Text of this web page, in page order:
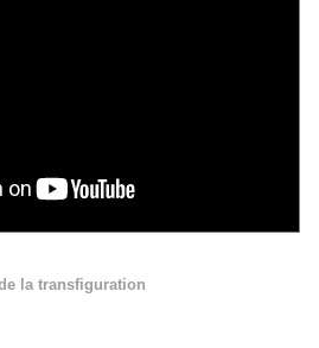
la transfiguration